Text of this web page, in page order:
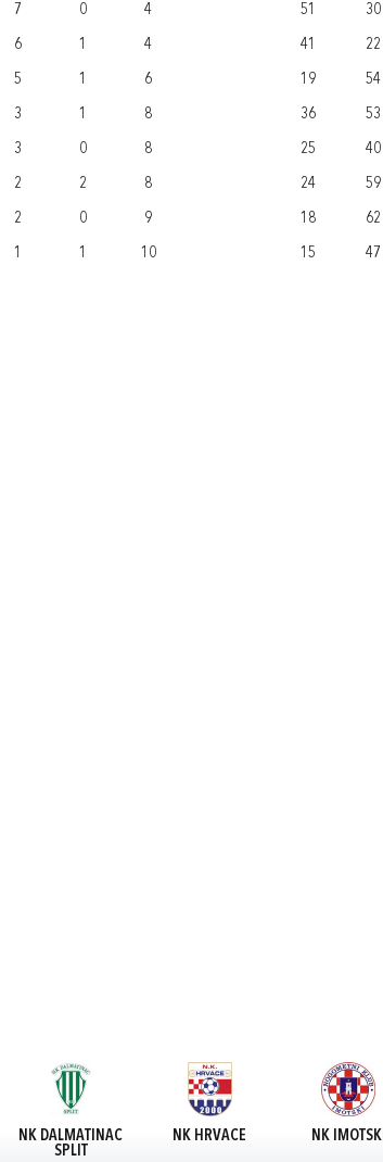
7 0 4 51 30
6 1 4 41 22
5 1 6 19 54
3 1 8 36 53
3 0 8 25 40
2 2 8 24 59
2 0 9 18 62
1 1 10 15 47
NK DALMATINAC
SPLIT
NK HRVACE NK